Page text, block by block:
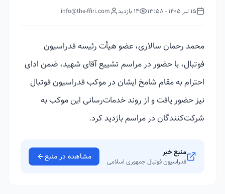
15 تیر 1405 - 13:58 14 بازدید info@the-ffiri.com
محمد رحمان سالاری، عضو هیأت رئیسه فدراسیون
فوتبال، با حضور در مراسم تشییع آقای شهید، ضمن ادای
احترام به مقام شامخ ایشان در موکب فدراسیون فوتبال
نیز حضور یافت و از روند خدمات‌رسانی این موکب به
شرکت‌کنندگان در مراسم بازدید کرد.
منبع خبر
فدراسیون فوتبال جمهوری اسلامی مشاهده در منبع